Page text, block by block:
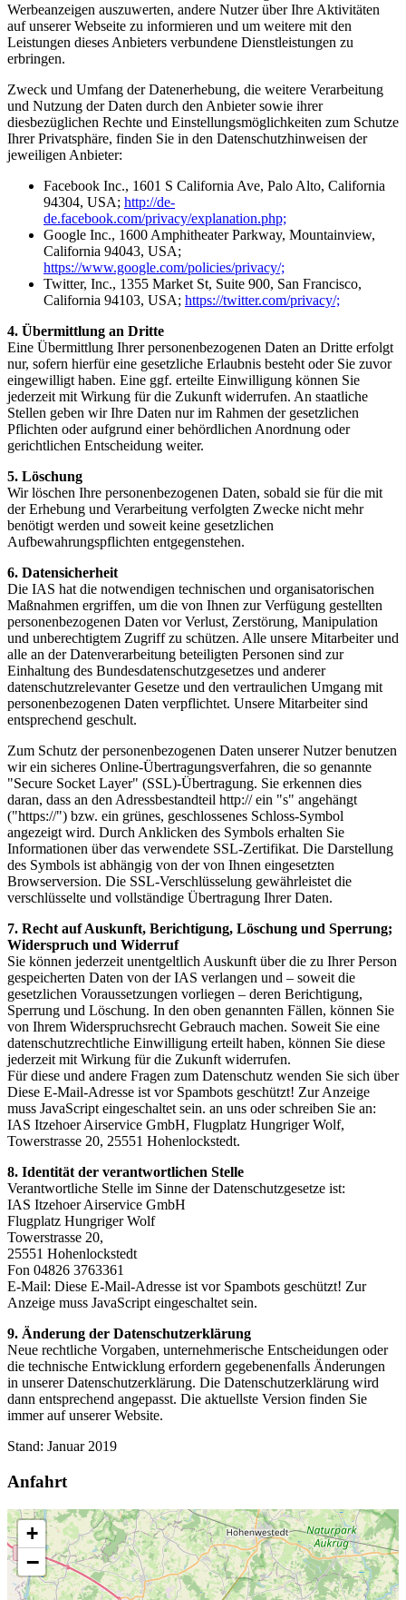
Werbeanzeigen auszuwerten, andere Nutzer über Ihre Aktivitäten
auf unserer Webseite zu informieren und um weitere mit den
Leistungen dieses Anbieters verbundene Dienstleistungen zu
erbringen.
Zweck und Umfang der Datenerhebung, die weitere Verarbeitung
und Nutzung der Daten durch den Anbieter sowie ihrer
diesbezüglichen Rechte und Einstellungsmöglichkeiten zum Schutze
Ihrer Privatsphäre, finden Sie in den Datenschutzhinweisen der
jeweiligen Anbieter:
Facebook Inc., 1601 S California Ave, Palo Alto, California
94304, USA; http://de-
de.facebook.com/privacy/explanation.php;
Google Inc., 1600 Amphitheater Parkway, Mountainview,
California 94043, USA;
https://www.google.com/policies/privacy/;
Twitter, Inc., 1355 Market St, Suite 900, San Francisco,
California 94103, USA; https://twitter.com/privacy/;
4. Übermittlung an Dritte
Eine Übermittlung Ihrer personenbezogenen Daten an Dritte erfolgt
nur, sofern hierfür eine gesetzliche Erlaubnis besteht oder Sie zuvor
eingewilligt haben. Eine ggf. erteilte Einwilligung können Sie
jederzeit mit Wirkung für die Zukunft widerrufen. An staatliche
Stellen geben wir Ihre Daten nur im Rahmen der gesetzlichen
Pflichten oder aufgrund einer behördlichen Anordnung oder
gerichtlichen Entscheidung weiter.
5. Löschung
Wir löschen Ihre personenbezogenen Daten, sobald sie für die mit
der Erhebung und Verarbeitung verfolgten Zwecke nicht mehr
benötigt werden und soweit keine gesetzlichen
Aufbewahrungspflichten entgegenstehen.
6. Datensicherheit
Die IAS hat die notwendigen technischen und organisatorischen
Maßnahmen ergriffen, um die von Ihnen zur Verfügung gestellten
personenbezogenen Daten vor Verlust, Zerstörung, Manipulation
und unberechtigtem Zugriff zu schützen. Alle unsere Mitarbeiter und
alle an der Datenverarbeitung beteiligten Personen sind zur
Einhaltung des Bundesdatenschutzgesetzes und anderer
datenschutzrelevanter Gesetze und den vertraulichen Umgang mit
personenbezogenen Daten verpflichtet. Unsere Mitarbeiter sind
entsprechend geschult.
Zum Schutz der personenbezogenen Daten unserer Nutzer benutzen
wir ein sicheres Online-Übertragungsverfahren, die so genannte
"Secure Socket Layer" (SSL)-Übertragung. Sie erkennen dies
daran, dass an den Adressbestandteil http:// ein "s" angehängt
("https://") bzw. ein grünes, geschlossenes Schloss-Symbol
angezeigt wird. Durch Anklicken des Symbols erhalten Sie
Informationen über das verwendete SSL-Zertifikat. Die Darstellung
des Symbols ist abhängig von der von Ihnen eingesetzten
Browserversion. Die SSL-Verschlüsselung gewährleistet die
verschlüsselte und vollständige Übertragung Ihrer Daten.
7. Recht auf Auskunft, Berichtigung, Löschung und Sperrung;
Widerspruch und Widerruf
Sie können jederzeit unentgeltlich Auskunft über die zu Ihrer Person
gespeicherten Daten von der IAS verlangen und – soweit die
gesetzlichen Voraussetzungen vorliegen – deren Berichtigung,
Sperrung und Löschung. In den oben genannten Fällen, können Sie
von Ihrem Widerspruchsrecht Gebrauch machen. Soweit Sie eine
datenschutzrechtliche Einwilligung erteilt haben, können Sie diese
jederzeit mit Wirkung für die Zukunft widerrufen.
Für diese und andere Fragen zum Datenschutz wenden Sie sich über
Diese E-Mail-Adresse ist vor Spambots geschützt! Zur Anzeige
muss JavaScript eingeschaltet sein. an uns oder schreiben Sie an:
IAS Itzehoer Airservice GmbH, Flugplatz Hungriger Wolf,
Towerstrasse 20, 25551 Hohenlockstedt.
8. Identität der verantwortlichen Stelle
Verantwortliche Stelle im Sinne der Datenschutzgesetze ist:
IAS Itzehoer Airservice GmbH
Flugplatz Hungriger Wolf
Towerstrasse 20,
25551 Hohenlockstedt
Fon 04826 3763361
E-Mail: Diese E-Mail-Adresse ist vor Spambots geschützt! Zur
Anzeige muss JavaScript eingeschaltet sein.
9. Änderung der Datenschutzerklärung
Neue rechtliche Vorgaben, unternehmerische Entscheidungen oder
die technische Entwicklung erfordern gegebenenfalls Änderungen
in unserer Datenschutzerklärung. Die Datenschutzerklärung wird
dann entsprechend angepasst. Die aktuellste Version finden Sie
immer auf unserer Website.
Stand: Januar 2019
Anfahrt
+
−